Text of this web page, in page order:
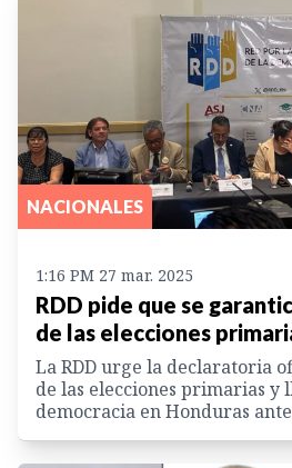
NACIONALES
1:16 PM 27 mar. 2025
RDD pide que se
de las elecciones
La RDD urge la declaratoria
de las elecciones primarias y
democracia en Honduras